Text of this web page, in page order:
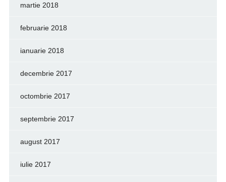
martie 2018
februarie 2018
ianuarie 2018
decembrie 2017
octombrie 2017
septembrie 2017
august 2017
iulie 2017